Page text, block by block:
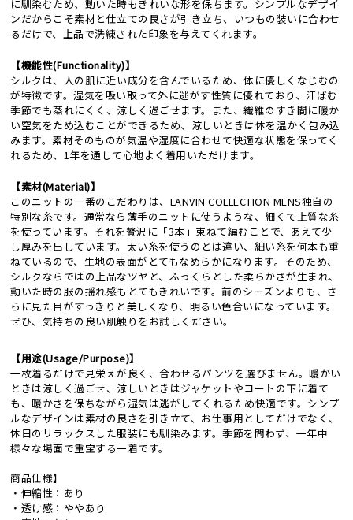
に馴染むため、動いた時もきれいな形を保ちます。シンプルなデザイ
ンだからこそ素材と仕立ての良さが引き立ち、いつもの装いに合わせ
るだけで、上品で洗練された印象を与えてくれます。
【機能性(Functionality)】
シルクは、人の肌に近い成分を含んでいるため、体に優しくなじむの
が特徴です。湿気を吸い取って外に逃がす性質に優れており、汗ばむ
季節でも蒸れにくく、涼しく過ごせます。また、繊維のすき間に暖か
い空気をため込むことができるため、涼しいときは体を温かく包み込
みます。素材そのものが気温や湿度に合わせて快適な状態を保ってく
れるため、1年を通して心地よく着用いただけます。
【素材(Material)】
このニットの一番のこだわりは、LANVIN COLLECTION MENS独自の
特別な糸です。通常なら薄手のニットに使うような、細くて上質な糸
を使っています。それを贅沢に「3本」束ねて編むことで、あえて少
し厚みを出しています。太い糸を使うのとは違い、細い糸を何本も重
ねているので、生地の表面がとてもなめらかになります。そのため、
シルクならではの上品なツヤと、ふっくらとした柔らかさが生まれ、
動いた時の服の揺れ感もとてもきれいです。前のシーズンよりも、さ
らに見た目がすっきりと美しくなり、明るい色合いになっています。
ぜひ、気持ちの良い肌触りをお試しください。
【用途(Usage/Purpose)】
一枚着るだけで見栄えが良く、合わせるパンツを選びません。暖かい
ときは涼しく過ごせ、涼しいときはジャケットやコートの下に着て
も、暖かさを保ちながら湿気は逃がしてくれるため快適です。シンプ
ルなデザインは素材の良さを引き立て、お仕事用としてだけでなく、
休日のリラックスした服装にも馴染みます。季節を問わず、一年中
様々な場面で重宝する一着です。
商品仕様】
・伸縮性：あり
・透け感：ややあり